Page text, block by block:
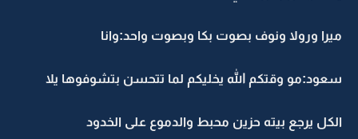
ميرا ورولا ونوف بصوت بكا وبصوت واحد:وانا
سعود:مو وقتكم الله يخليكم لما تتحسن بتشوفوها يلا
الكل يرجع بيته حزين محبط والدموع على الخدود